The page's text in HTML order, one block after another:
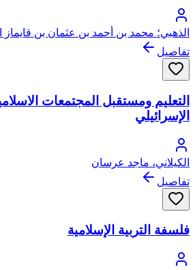
الذهبي؛ محمد بن أحمد بن عثمان بن
عبد الله
تفاصيل
التعليم ومستقبل المجتمعات
الإسرائيلي
الكيلاني، ماجد عرسان
تفاصيل
فلسفة التربية الإسلامية